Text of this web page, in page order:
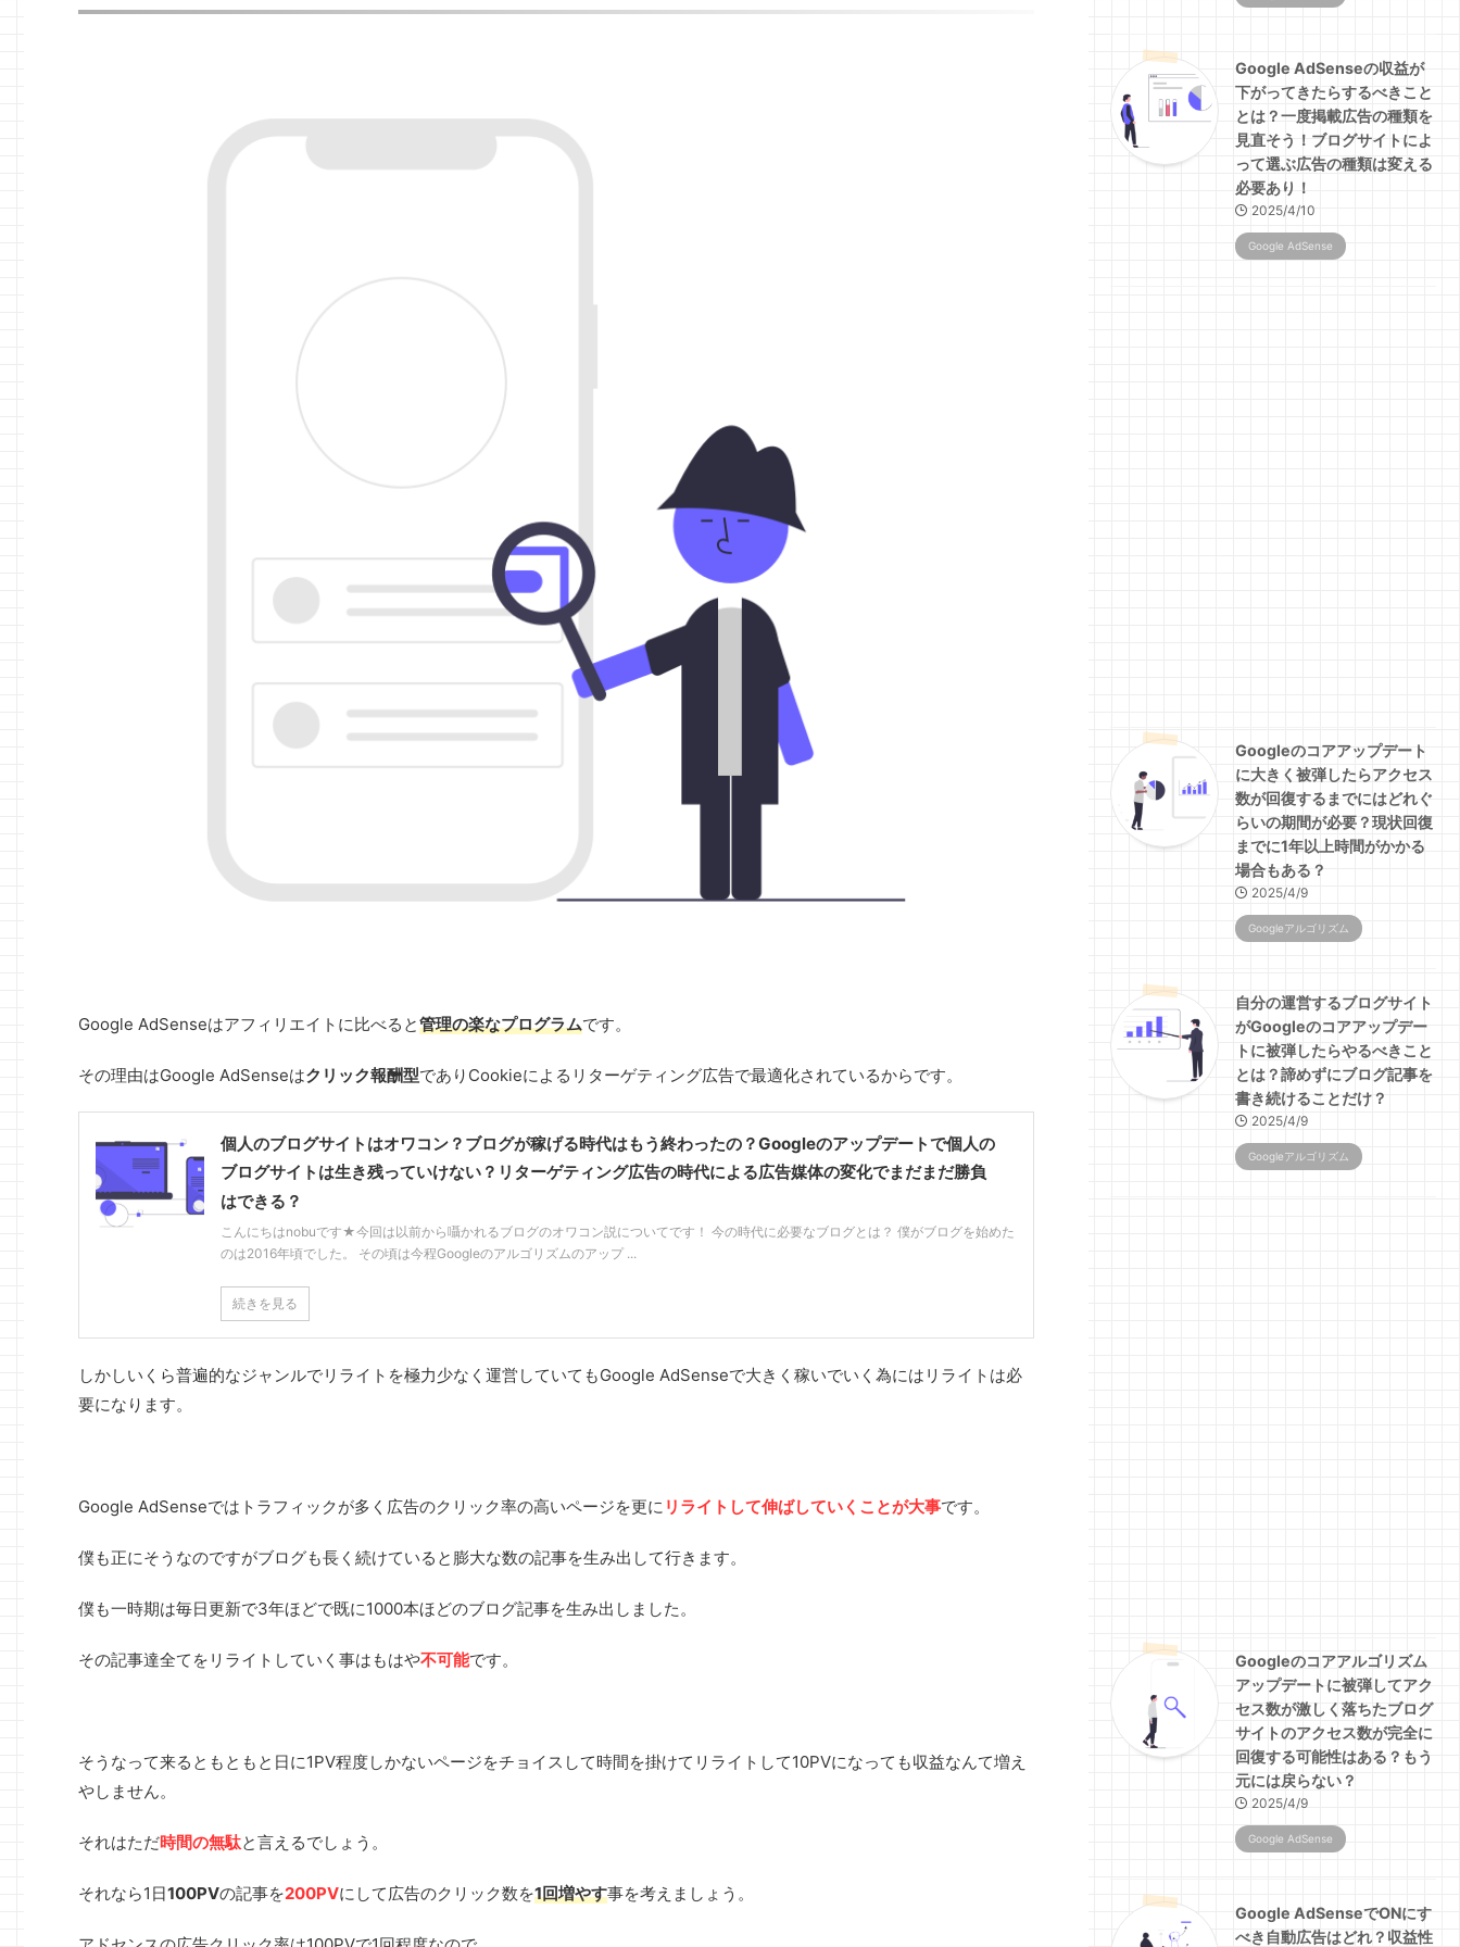
Google AdSenseはアフィリエイトに比べると管理の楽なプログラムです。
その理由はGoogle AdSenseはクリック報酬型でありCookieによるリターゲティング広告で最適化されているからです。
個人のブログサイトはオワコン？ブログが稼げる時代はもう終わったの？Googleのアップデートで個人の
ブログサイトは生き残っていけない？リターゲティング広告の時代による広告媒体の変化でまだまだ勝負
はできる？
こんにちはnobuです★今回は以前から囁かれるブログのオワコン説についてです！ 今の時代に必要なブログとは？ 僕がブログを始めた
のは2016年頃でした。 その頃は今程Googleのアルゴリズムのアップ ...
続きを見る
しかしいくら普遍的なジャンルでリライトを極力少なく運営していてもGoogle AdSenseで大きく稼いでいく為にはリライトは必
要になります。
Google AdSenseではトラフィックが多く広告のクリック率の高いページを更に リライトして伸ばしていくことが大事です。
僕も正にそうなのですがブログも長く続けていると膨大な数の記事を生み出して行きます。
僕も一時期は毎日更新で3年ほどで既に1000本ほどのブログ記事を生み出しました。
その記事達全てをリライトしていく事はもはや不可能です。
そうなって来るともともと日に1PV程度しかないページをチョイスして時間を掛けてリライトして10PVになっても収益なんて増え
やしません。
それはただ時間の無駄と言えるでしょう。
それなら1日100PVの記事を200PVにして広告のクリック数を1回増やす事を考えましょう。
Google AdSenseの収益が
下がってきたらするべきこと
とは？一度掲載広告の種類を
見直そう！ブログサイトによ
って選ぶ広告の種類は変える
必要あり！
2025/4/10
Google AdSense
Googleのコアアップデート
に大きく被弾したらアクセス
数が回復するまでにはどれぐ
らいの期間が必要？現状回復
までに1年以上時間がかかる
場合もある？
2025/4/9
Googleアルゴリズム
自分の運営するブログサイト
がGoogleのコアアップデー
トに被弾したらやるべきこと
とは？諦めずにブログ記事を
書き続けることだけ？
2025/4/9
Googleアルゴリズム
Googleのコアアルゴリズム
アップデートに被弾してアク
セス数が激しく落ちたブログ
サイトのアクセス数が完全に
回復する可能性はある？もう
元には戻らない？
2025/4/9
Google AdSense
Google AdSenseでONにす
べき自動広告はどれ？収益性